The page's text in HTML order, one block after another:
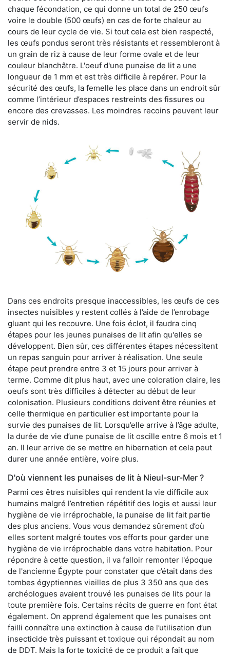
chaque fécondation, ce qui donne un total de 250 œufs
voire le double (500 œufs) en cas de forte chaleur au
cours de leur cycle de vie. Si tout cela est bien respecté,
les œufs pondus seront très résistants et ressembleront à
un grain de riz à cause de leur forme ovale et de leur
couleur blanchâtre. L'oeuf d'une punaise de lit a une
longueur de 1 mm et est très difficile à repérer. Pour la
sécurité des œufs, la femelle les place dans un endroit sûr
comme l’intérieur d’espaces restreints des fissures ou
encore des crevasses. Les moindres recoins peuvent leur
servir de nids.
Dans ces endroits presque inaccessibles, les œufs de ces
insectes nuisibles y restent collés à l’aide de l’enrobage
gluant qui les recouvre. Une fois éclot, il faudra cinq
étapes pour les jeunes punaises de lit afin qu'elles se
développent. Bien sûr, ces différentes étapes nécessitent
un repas sanguin pour arriver à réalisation. Une seule
étape peut prendre entre 3 et 15 jours pour arriver à
terme. Comme dit plus haut, avec une coloration claire, les
oeufs sont très difficiles à détecter au début de leur
colonisation. Plusieurs conditions doivent être réunies et
celle thermique en particulier est importante pour la
survie des punaises de lit. Lorsqu’elle arrive à l’âge adulte,
la durée de vie d’une punaise de lit oscille entre 6 mois et 1
an. Il leur arrive de se mettre en hibernation et cela peut
durer une année entière, voire plus.
D'où viennent les punaises de lit à Nieul-sur-Mer ?
Parmi ces êtres nuisibles qui rendent la vie difficile aux
humains malgré l’entretien répétitif des logis et aussi leur
hygiène de vie irréprochable, la punaise de lit fait partie
des plus anciens. Vous vous demandez sûrement d’où
elles sortent malgré toutes vos efforts pour garder une
hygiène de vie irréprochable dans votre habitation. Pour
répondre à cette question, il va falloir remonter l'époque
de l'ancienne Égypte pour constater que c’était dans des
tombes égyptiennes vieilles de plus 3 350 ans que des
archéologues avaient trouvé les punaises de lits pour la
toute première fois. Certains récits de guerre en font état
également. On apprend également que les punaises ont
failli connaître une extinction à cause de l’utilisation d’un
insecticide très puissant et toxique qui répondait au nom
de DDT. Mais la forte toxicité de ce produit a fait que